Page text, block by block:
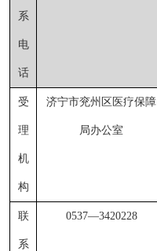
系
电
话
受
理
机
构
济宁市兖州区医疗保障
局办公室
联
系
0537—3420228